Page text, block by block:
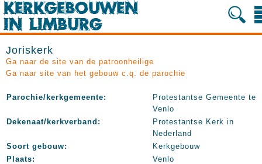
Joriskerk
Ga naar de site van de patroonheilige
Ga naar site van het gebouw c.q. de parochie
Parochie/kerkgemeente:
Protestantse Gemeente te
Venlo
Dekenaat/kerkverband:
Protestantse Kerk in
Nederland
Soort gebouw:
Kerkgebouw
Plaats:
Venlo